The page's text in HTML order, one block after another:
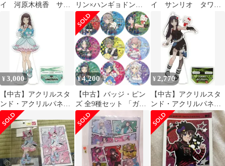
イ 河原木桃香 サン
リオ ポチャッコ
BIGアクリルスタンド
リン×ハンギョドン
「ガールズバンドクラ
イ×サンリオキャラクタ
ーズ POP-UP SHOP ア
クリルカード 01.等身デ
ザイン(コラボイラス
ト)」
イ サンリオ タワレ
コ アクリルスタン
ド ヒナ
¥3,000
【中古】アクリルスタ
ンド・アクリルパネル
07.リン×ハンギョドン
(コラボイラスト) BIG
アクリルスタンド 「ガ
ールズバンドクライ×サ
ンリオキャラクターズ
POP-UP SHOP」
¥4,200
【中古】バッジ・ピン
ズ 全9種セット 「ガー
ルズバンドクライ×サン
リオキャラクターズ
POP-UP SHOP ホログラ
ム缶バッジ 01.等身デザ
イン(コラボイラス
ト)」
¥ 2,770
【中古】アクリルスタ
ンド・アクリルパネル
03.安和すばる×ハロー
キティ(コラボイラス
ト) BIGアクリルスタン
ド 「ガールズバンドク
ライ×サンリオキャラク
ターズ POP-UP SHOP」